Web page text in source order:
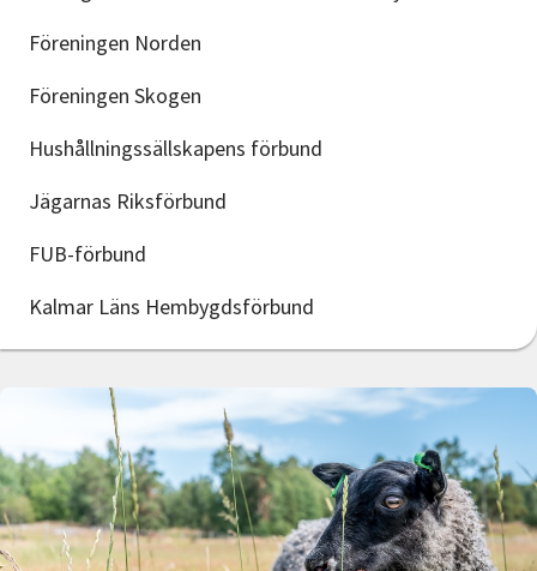
Föreningen Norden
Föreningen Skogen
Hushållningssällskapens förbund
Jägarnas Riksförbund
FUB-förbund
Kalmar Läns Hembygdsförbund